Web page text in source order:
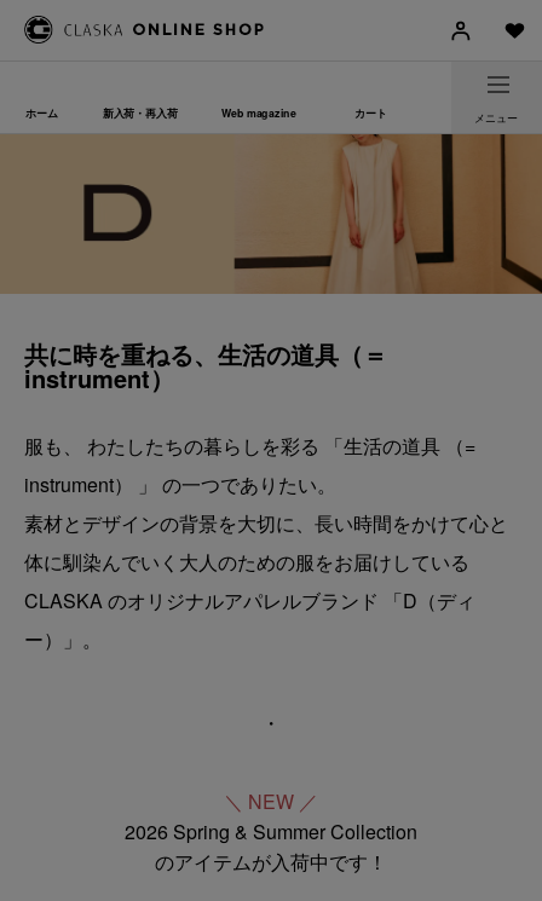
ホーム 新入荷・再入荷 Web magazine カート メニュー
共に時を重ねる、生活の道具（＝
instrument）
服も、 わたしたちの暮らしを彩る 「生活の道具 （=
instrument） 」 の一つでありたい。
素材とデザインの背景を大切に、長い時間をかけて心と
体に馴染んでいく大人のための服をお届けしている
CLASKA のオリジナルアパレルブランド 「D（ディ
ー）」。
・
＼ NEW ／
2026 Spring & Summer Collection
のアイテムが入荷中です！